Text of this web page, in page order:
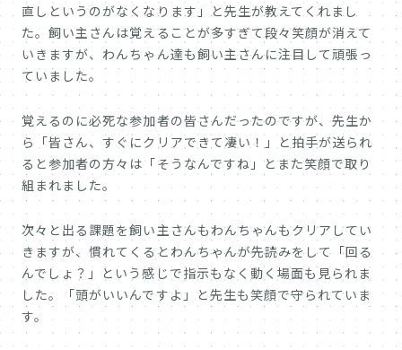
直しというのがなくなります」と先生が教えてくれまし
た。飼い主さんは覚えることが多すぎて段々笑顔が消えて
いきますが、わんちゃん達も飼い主さんに注目して頑張っ
ていました。
覚えるのに必死な参加者の皆さんだったのですが、先生か
ら「皆さん、すぐにクリアできて凄い！」と拍手が送られ
ると参加者の方々は「そうなんですね」とまた笑顔で取り
組まれました。
次々と出る課題を飼い主さんもわんちゃんもクリアしてい
きますが、慣れてくるとわんちゃんが先読みをして「回る
んでしょ？」という感じで指示もなく動く場面も見られま
した。「頭がいいんですよ」と先生も笑顔で守られていま
す。